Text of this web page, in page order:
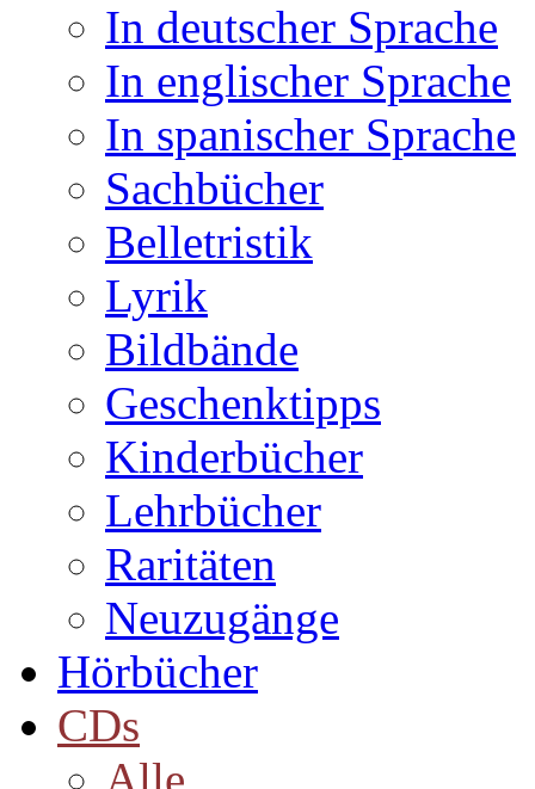
In deutscher Sprache
In englischer Sprache
In spanischer Sprache
Sachbücher
Belletristik
Lyrik
Bildbände
Geschenktipps
Kinderbücher
Lehrbücher
Raritäten
Neuzugänge
Hörbücher
CDs